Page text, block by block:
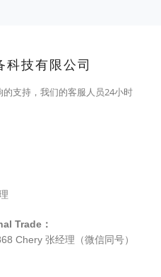
技有限公司
支持，我们的客服人员24小时
Trade：
Chery 张经理（微信同号）